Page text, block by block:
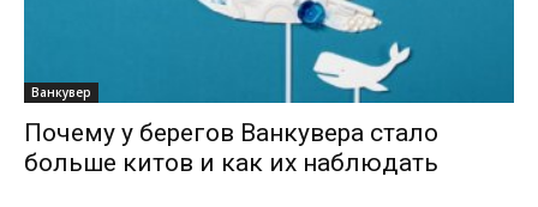
Ванкувер
Почему у берегов Ванкувера стало
больше китов и как их наблюдать